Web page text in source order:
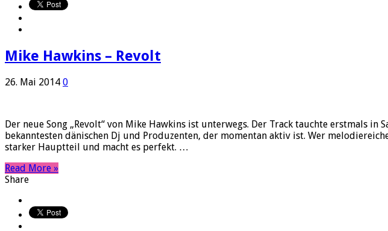
Mike Hawkins – Revolt
26. Mai 2014 0
Der neue Song „Revolt“ von Mike Hawkins ist unterwegs. Der Track tauchte erstmals
bekanntesten dänischen Dj und Produzenten, der momentan aktiv ist. Wer
starker Hauptteil und macht es perfekt. …
Read More »
Share